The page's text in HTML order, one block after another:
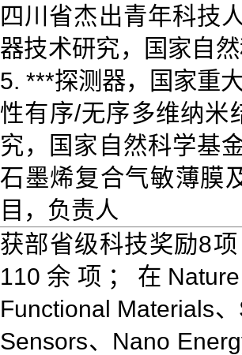
四川省杰出青年科技
器技术研究，国家自
5. ***探测器，国家重
性有序/无序多维纳米
究，国家自然科学基
石墨烯复合气敏薄膜
目，负责人
获部省级科技奖励8
110余项；在Nature
Functional Materials
Sensors、Nano